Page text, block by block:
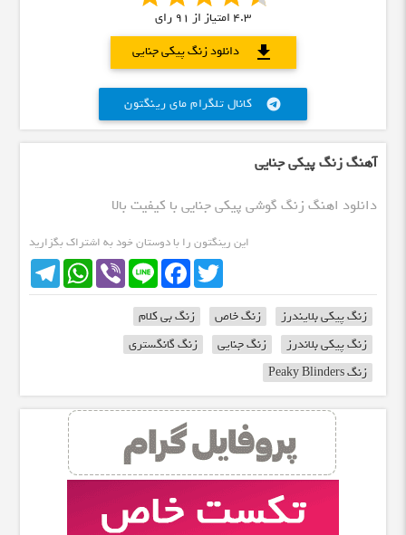
4.3 امتیاز از 91 رای
دانلود زنگ پیکی جنایی
download
کانال تلگرام مای رینگتون telegram
آهنگ زنگ پیکی جنایی
دانلود اهنگ زنگ گوشی پیکی جنایی با کیفیت بالا
این رینگتون را با دوستان خود به اشتراک بگزارید
TelegramWhatsApp Viber Line
FacebookTwitter
زنگ پیکی بلایندرز زنگ خاص
زنگ بی کلام
زنگ پیکی بلاندرز
زنگ جنایی
زنگ گانگستری
زنگ Peaky Blinders